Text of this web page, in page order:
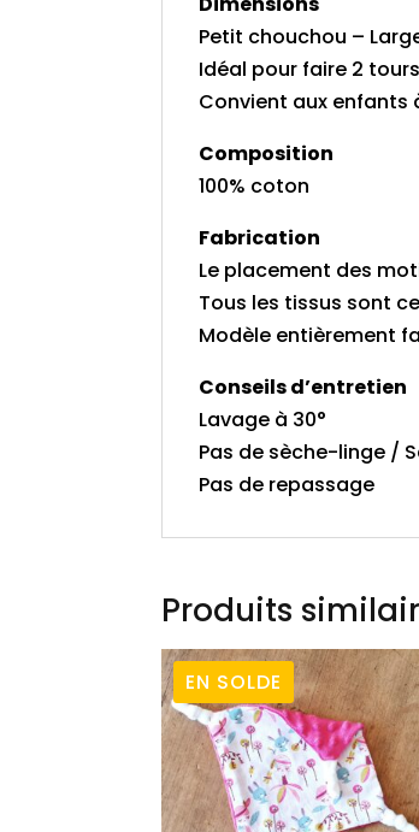
Petit chouchou –
Idéal pour faire 2
Convient aux enfants
Composition
100% coton
Fabrication
Le placement des
Tous les tissus sont
Modèle entièrement
Conseils d’entretien
Lavage à 30°
Pas de sèche-linge /
Pas de repassage
Produits
EN SOLDE